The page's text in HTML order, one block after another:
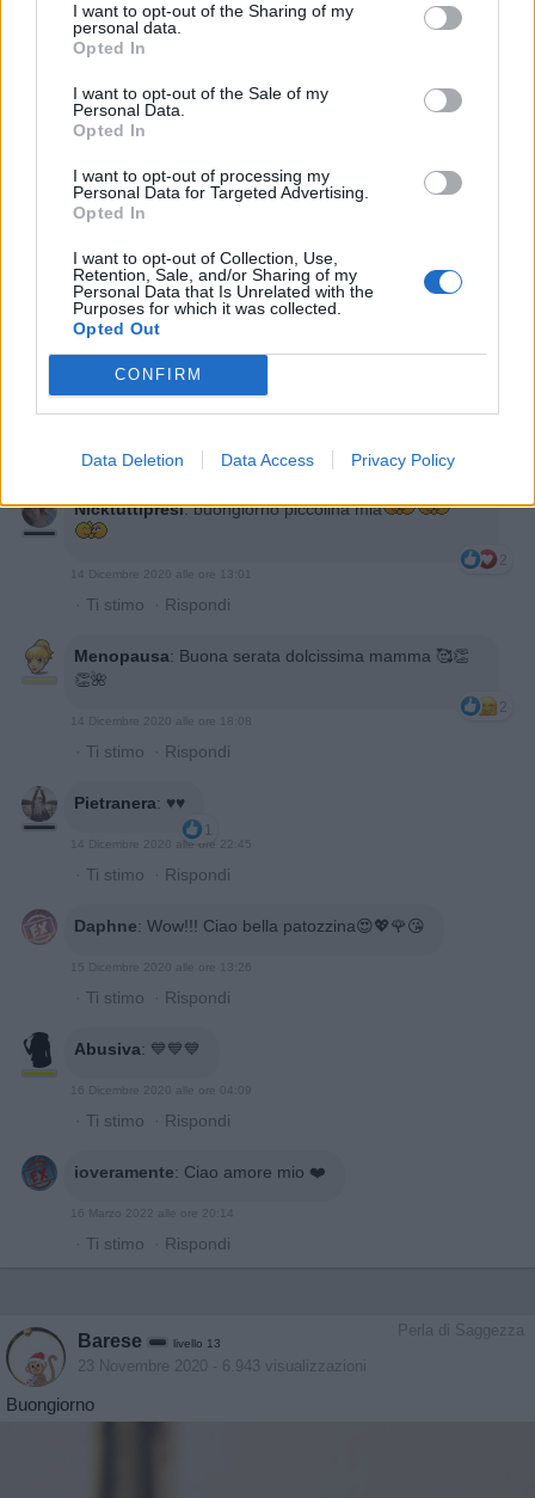
I want to opt-out of the Sharing of my
personal data.
Opted In
I want to opt-out of the Sale of my
Personal Data.
Opted In
I want to opt-out of processing my
Personal Data for Targeted Advertising.
Opted In
I want to opt-out of Collection, Use,
Retention, Sale, and/or Sharing of my
Personal Data that Is Unrelated with the
Purposes for which it was collected.
Opted Out
CONFIRM
Data Deletion Data Access Privacy Policy
Ti stimo fratella
Link
Salva
Leggi i commenti precedenti...
Nicktuttipresi:buongiorno piccolina mia
2
· Ti stimo · Rispondi
Menopausa: Buona serata dolcissima mamma 🥰👏
👏🌺
2
· Ti stimo · Rispondi
Pietranera: ♥️♥️
1
14 Dicembre 2020 alle ore 22:45
· Ti stimo · Rispondi
Daphne: Wow!!! Ciao bella patozzina😍💖🌹😘
· Ti stimo · Rispondi
Abusiva: 💙💙💙
· Ti stimo · Rispondi
ioveramente: Ciao amore mio ❤️
16 Marzo 2022 alle ore 20:14
· Ti stimo · Rispondi
Perla di Saggezza
Barese livello 13
23 Novembre 2020 - 6.943 visualizzazioni
Buongiorno